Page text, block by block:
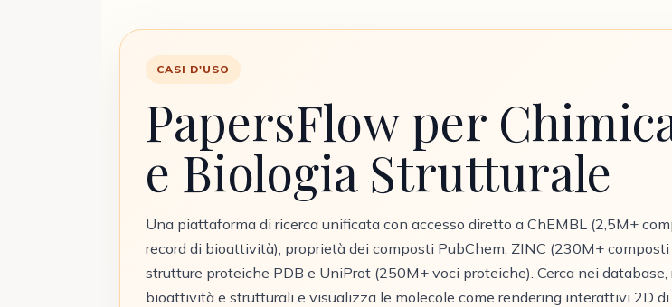
CASI D'USO
PapersFlow per
e Biologia Strutturale
Una piattaforma di ricerca unificata con accesso diretto a ChEMBL (2,5M+
record di bioattività), proprietà dei composti PubChem, ZINC (230M+
strutture proteiche PDB e UniProt (250M+ voci proteiche). Cerca nei database,
bioattività e strutturali e visualizza le molecole come rendering interattivi 2D